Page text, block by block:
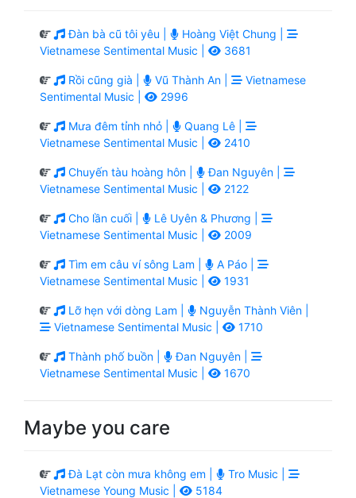
Đàn bà cũ tôi yêu |
Hoàng Việt Chung |
Vietnamese Sentimental Music |
3681
Rồi cũng già | Vũ Thành An |
Vietnamese
Sentimental Music |
2996
Mưa đêm tỉnh nhỏ |
Quang Lê |
Vietnamese Sentimental Music |
2410
Chuyến tàu hoàng hôn |
Đan Nguyên |
Vietnamese Sentimental Music |
2122
Cho lần cuối |
Lê Uyên & Phương |
Vietnamese Sentimental Music |
2009
Tìm em câu ví sông Lam |
A Páo |
Vietnamese Sentimental Music |
1931
Lỡ hẹn với dòng Lam |
Nguyễn Thành Viên |
Vietnamese Sentimental Music |
1710
Thành phố buồn |
Đan Nguyên |
Vietnamese Sentimental Music |
1670
Maybe you care
Đà Lạt còn mưa không em |
Tro Music |
Vietnamese Young Music |
5184